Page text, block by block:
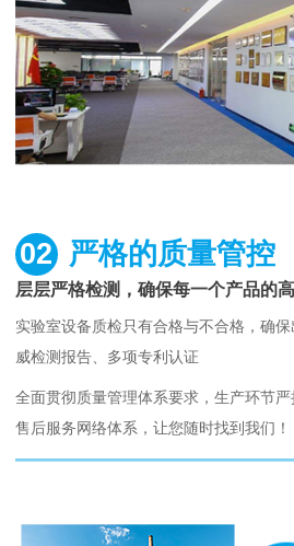
02 严格的质量管控
层层严格检测，确保每一个产品的
实验室设备质检只有合格与不合格，确
威检测报告、多项专利认证
全面贯彻质量管理体系要求，生产环节
售后服务网络体系，让您随时找到我们！